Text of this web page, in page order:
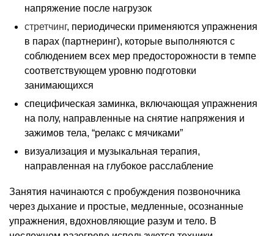
напряжение после нагрузок
стретчинг, периодически применяются упражнения
в парах (партнеринг), которые выполняются с
соблюдением всех мер предосторожности в темпе
соответствующем уровню подготовки
занимающихся
специфическая заминка, включающая упражнения
на полу, направленные на снятие напряжения и
зажимов тела, “релакс с мячиками”
визуализация и музыкальная терапия,
направленная на глубокое расслабление
Занятия начинаются с пробуждения позвоночника
через дыхание и простые, медленные, осознанные
упражнения, вдохновляющие разум и тело. В